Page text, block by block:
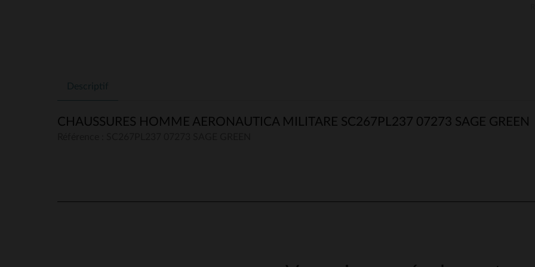
Descriptif
CHAUSSURES HOMME AERONAUTICA MILITARE SC267PL237 07273 SAGE GREEN